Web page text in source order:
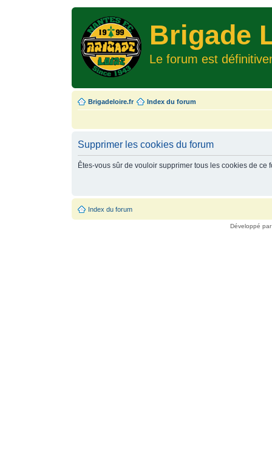
Brigade
Le forum est
Brigadeloire.fr Index du forum
Supprimer les cookies du forum
Êtes-vous sûr de vouloir supprimer tous les cookies de ce
Index du forum
Développé